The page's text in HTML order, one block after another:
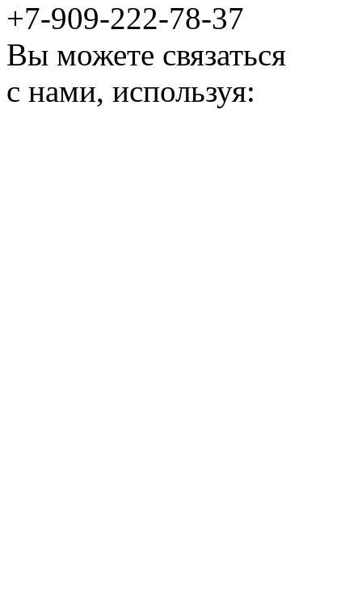
+7-909-222-78-37
Вы можете связаться
с нами, используя: